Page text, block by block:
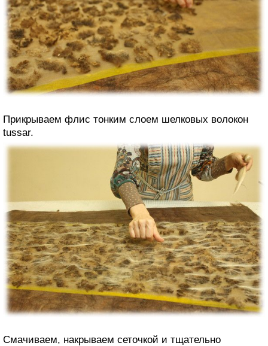
Прикрываем флис тонким слоем шелковых волокон
tussar.
Смачиваем, накрываем сеточкой и тщательно